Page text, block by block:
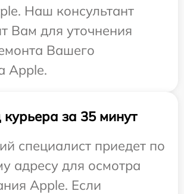
Наш консультант
Вам для уточнения
Вашего
Apple.
за 35 минут
специалист приедет по
адресу для осмотра
Apple. Если